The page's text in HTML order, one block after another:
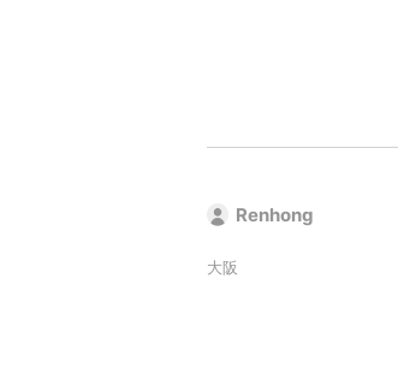
Renhong
大阪